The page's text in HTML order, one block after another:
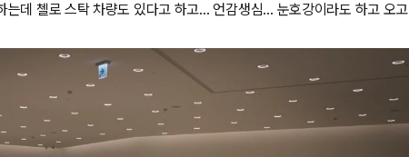
는데 첼로 스탁 차량도 있다고 하고… 언감생심… 눈호강이라도 하고 오고